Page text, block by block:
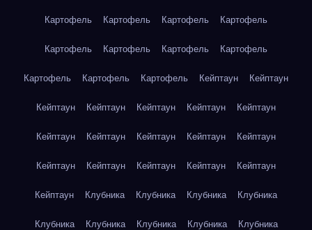
Картофель Картофель Картофель Картофель
Картофель Картофель Картофель Картофель
Картофель Картофель Картофель Кейптаун Кейптаун
Кейптаун Кейптаун Кейптаун Кейптаун Кейптаун
Кейптаун Кейптаун Кейптаун Кейптаун Кейптаун
Кейптаун Кейптаун Кейптаун Кейптаун Кейптаун
Кейптаун Клубника Клубника Клубника Клубника
Клубника Клубника Клубника Клубника Клубника